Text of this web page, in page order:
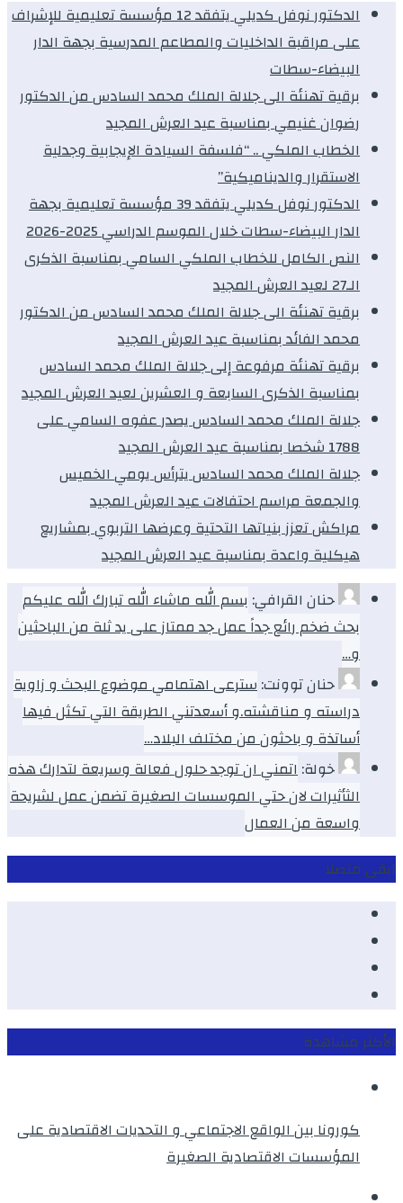
الدكتور نوفل كديلي يتفقد 12 مؤسسة تعليمية للإشراف
على مراقبة الداخليات والمطاعم المدرسية بجهة الدار
البيضاء-سطات
برقية تهنئة الى جلالة الملك محمد السادس من الدكتور
رضوان غنيمي بمناسبة عيد العرش المجيد
الخطاب الملكي .. “فلسفة السيادة الإيجابية وجدلية
الاستقرار والديناميكية”
الدكتور نوفل كديلي يتفقد 39 مؤسسة تعليمية بجهة
الدار البيضاء-سطات خلال الموسم الدراسي 2025-2026
النص الكامل للخطاب الملكي السامي بمناسبة الذكرى
الـ27 لعيد العرش المجيد
برقية تهنئة الى جلالة الملك محمد السادس من الدكتور
محمد الفائد بمناسبة عيد العرش المجيد
برقية تهنئة مرفوعة إلى جلالة الملك محمد السادس
بمناسبة الذكرى السابعة و العشرين لعيد العرش المجيد
جلالة الملك محمد السادس يصدر عفوه السامي على
1788 شخصا بمناسبة عيد العرش المجيد
جلالة الملك محمد السادس يترأس يومي الخميس
والجمعة مراسم احتفالات عيد العرش المجيد
مراكش تعزز بنياتها التحتية وعرضها التربوي بمشاريع
هيكلية واعدة بمناسبة عيد العرش المجيد
حنان القرافي: بسم الله ماشاء الله تبارك الله عليكم
بحث ضخم رائع جداً عمل جد ممتاز على يد ثلة من الباحثين
و…
حنان توونت:سترعى اهتمامي موضوع البحث و زاوية
دراسته و مناقشته.و أسعدتني الطريقة التي تكثل فيها
أساتذة و باحثون من مختلف البلاد…
خولة:اتمني ان توجد حلول فعالة وسريعة لتدارك هذه
الثأثيرات لان حتي الموسسات الصغيرة تضمن عمل لشريحة
واسعة من العمال
ابقى متصلا
الأكثر مشاهدة
كورونا بين الواقع الاجتماعي و التحديات الاقتصادية على
المؤسسات الاقتصادية الصغيرة